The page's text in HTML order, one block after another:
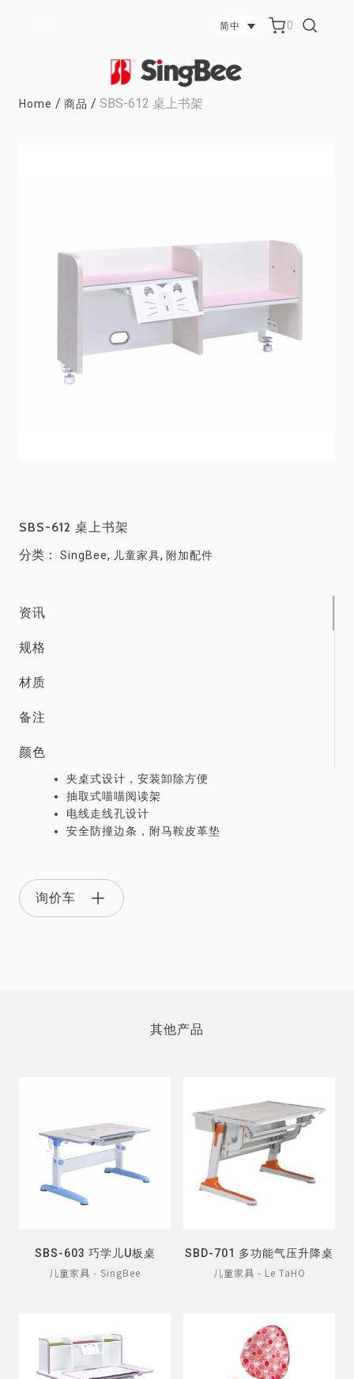
简中 0
Home / 商品 / SBS-612 桌上书架
SBS-612 桌上书架
分类： SingBee, 儿童家具, 附加配件
资讯
规格
材质
备注
颜色
夹桌式设计，安装卸除方便
抽取式喵喵阅读架
电线走线孔设计
安全防撞边条，附马鞍皮革垫
询价车
其他产品
SBS-603 巧学儿U板桌
儿童家具 - SingBee
SBD-701 多功能气压升降桌
儿童家具 - Le TaHO